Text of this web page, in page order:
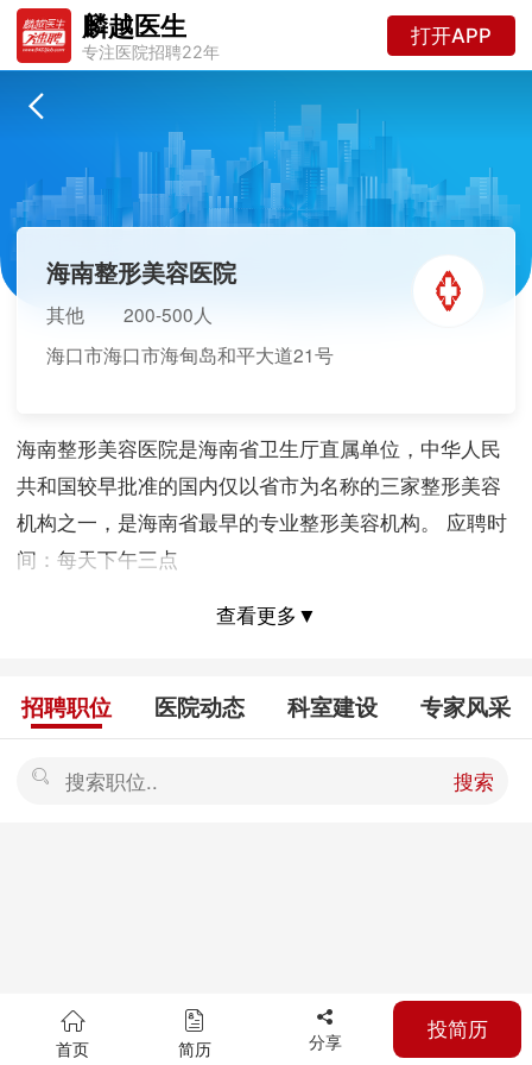
麟越医生
专注医院招聘22年
打开APP
海南整形美容医院
其他
200-500人
海口市海口市海甸岛和平大道21号
海南整形美容医院是海南省卫生厅直属单位，中华人民
共和国较早批准的国内仅以省市为名称的三家整形美容
机构之一，是海南省最早的专业整形美容机构。 应聘时
间：每天下午三点
查看更多▼
招聘职位 医院动态 科室建设 专家风采
搜索
首页 简历 分享 投简历